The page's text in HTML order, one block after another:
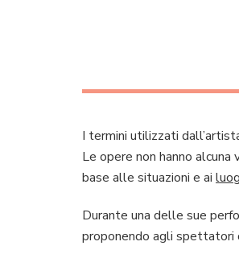
I termini utilizzati
Le opere non hanno
base alle situazioni e ai
Durante una delle sue
proponendo agli spettatori